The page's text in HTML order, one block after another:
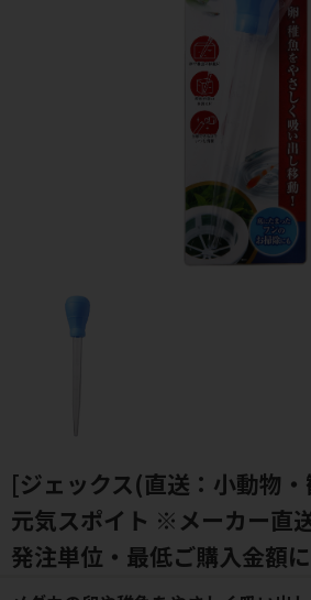
[ジェックス(直送：小動物
元気スポイト ※メーカー直
発注単位・最低ご購入金額